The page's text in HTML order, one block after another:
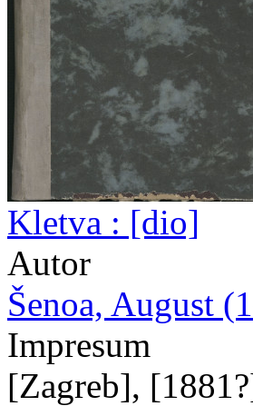
Kletva : [dio]
Autor
Šenoa, August
Impresum
[Zagreb],